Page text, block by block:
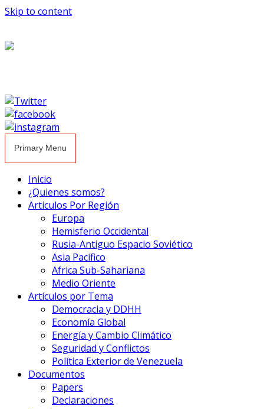
Skip to content
Primary Menu
Inicio
¿Quienes somos?
Articulos Por Región
Europa
Hemisferio Occidental
Rusia-Antiguo Espacio Soviético
Asia Pacífico
Africa Sub-Sahariana
Medio Oriente
Artículos por Tema
Democracia y DDHH
Economía Global
Energía y Cambio Climático
Seguridad y Conflictos
Política Exterior de Venezuela
Documentos
Papers
Declaraciones